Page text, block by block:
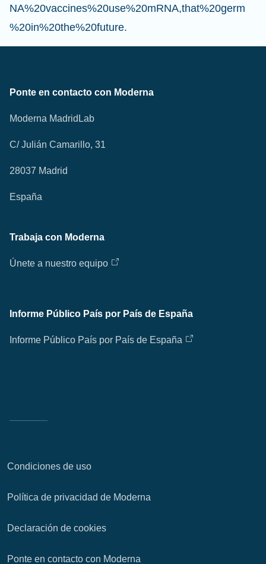
NA%20vaccines%20use%20mRNA,that%20germ
%20in%20the%20future.
Ponte en contacto con Moderna
Moderna MadridLab
C/ Julián Camarillo, 31
28037 Madrid
España
Trabaja con Moderna
Únete a nuestro equipo
Informe Público País por País de España
Informe Público País por País de España
Condiciones de uso
Política de privacidad de Moderna
Declaración de cookies
Ponte en contacto con Moderna